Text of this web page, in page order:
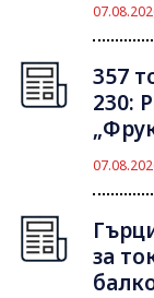
357
230:
за